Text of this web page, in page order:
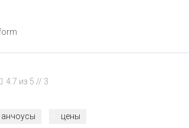
4.7 из 5 // 3
анчоусы цены